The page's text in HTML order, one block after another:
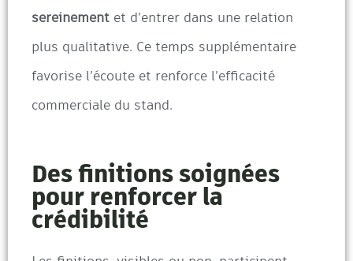
sereinement et d’entrer dans une relation
plus qualitative. Ce temps supplémentaire
favorise l’écoute et renforce l’efficacité
commerciale du stand.
Des finitions soignées
pour renforcer la
crédibilité